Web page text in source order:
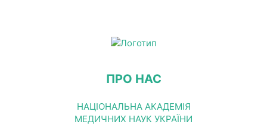
ПРО НАС
НАЦІОНАЛЬНА АКАДЕМІЯ
МЕДИЧНИХ НАУК УКРАЇНИ